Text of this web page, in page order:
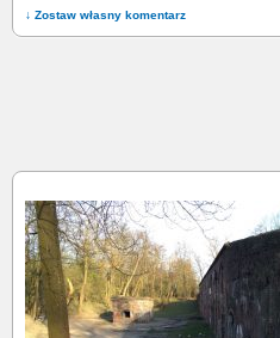
↓ Zostaw własny komentarz